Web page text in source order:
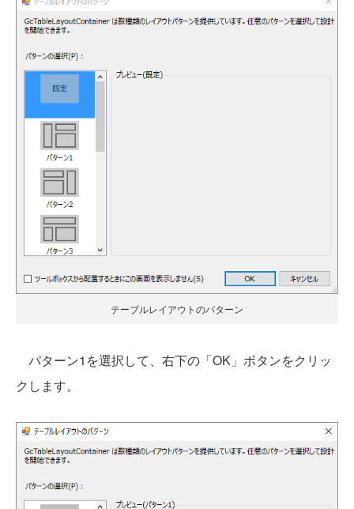
テーブルレイアウトのパターン
パターン1を選択して、右下の「OK」ボタンをクリッ
クします。